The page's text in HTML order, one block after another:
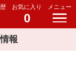
お気に入り
0
メニュー
報